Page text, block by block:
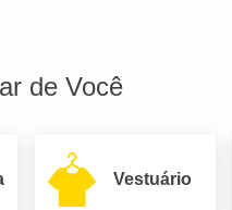
de Você
Vestuário